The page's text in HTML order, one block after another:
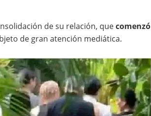
de su relación, quecomenzó
de gran atención mediática.